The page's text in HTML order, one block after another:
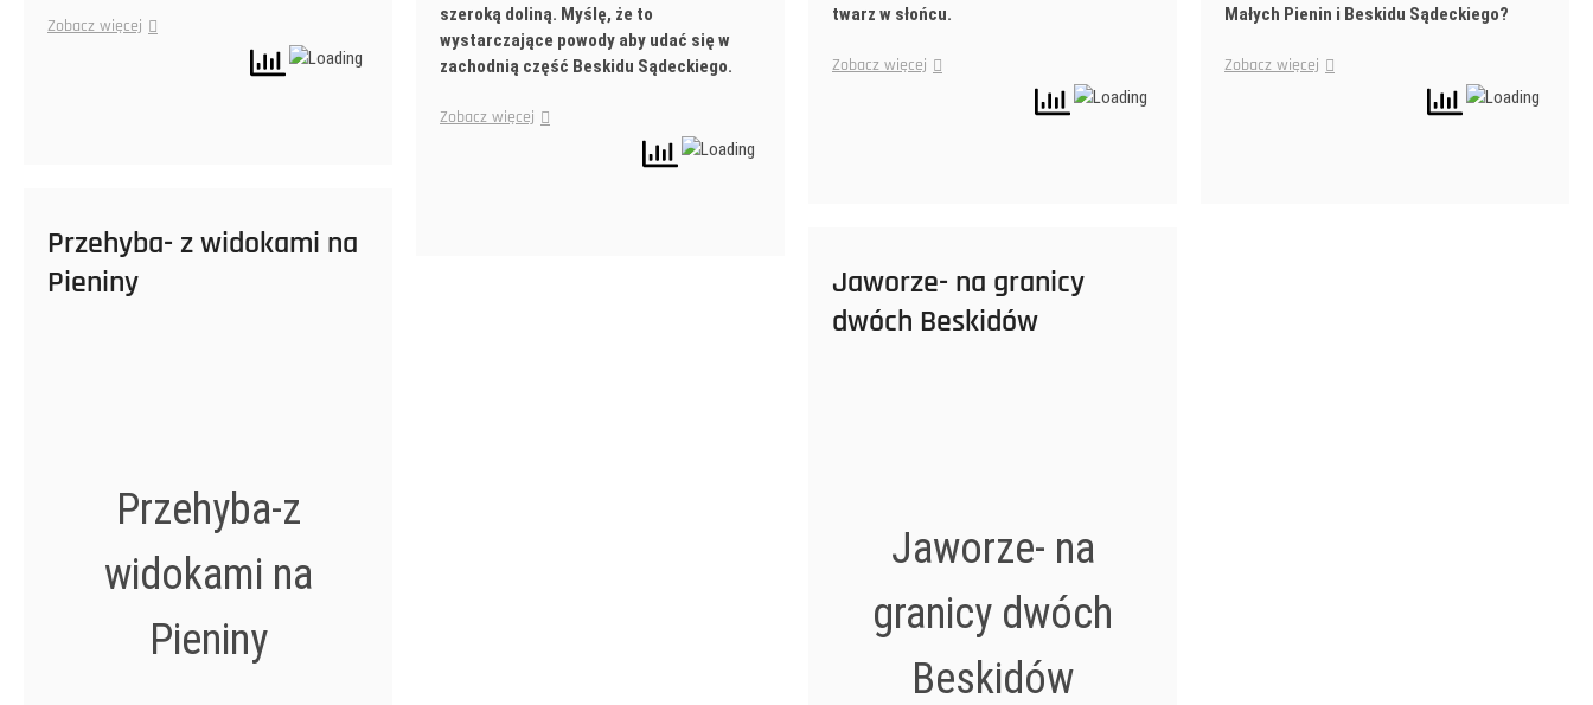
twarz w słońcu.
Zobacz więcej
Małych Pienin i Beskidu Sądeckiego?
Zobacz więcej
szeroką doliną. Myślę, że to
wystarczające powody aby udać się w
zachodnią część Beskidu Sądeckiego.
Zobacz więcej
Zobacz więcej
Przehyba- z widokami na
Pieniny
Przehyba-z
widokami na
Pieniny
Jaworze- na granicy
dwóch Beskidów
Jaworze- na
granicy dwóch
Beskidów